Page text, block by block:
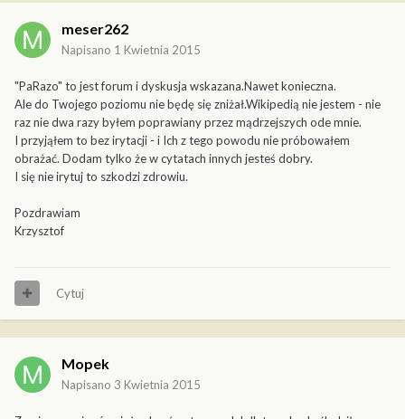
meser262
Napisano 1 Kwietnia 2015
"PaRazo" to jest forum i dyskusja wskazana.Nawet konieczna.
Ale do Twojego poziomu nie będę się zniżał.Wikipedią nie jestem - nie
raz nie dwa razy byłem poprawiany przez mądrzejszych ode mnie.
I przyjąłem to bez irytacji - i Ich z tego powodu nie próbowałem
obrażać. Dodam tylko że w cytatach innych jesteś dobry.
I się nie irytuj to szkodzi zdrowiu.
Pozdrawiam
Krzysztof
Cytuj
Mopek
Napisano 3 Kwietnia 2015